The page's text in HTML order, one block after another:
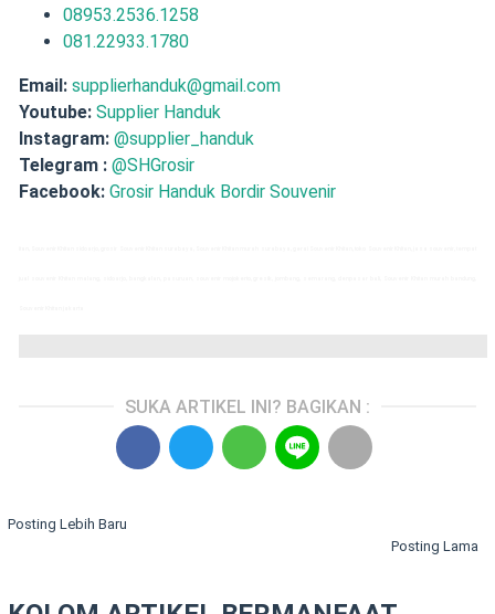
08953.2536.1258
081.22933.1780
Email: supplierhanduk@gmail.com
Youtube: Supplier Handuk
Instagram: @supplier_handuk
Telegram : @SHGrosir
Facebook: Grosir Handuk Bordir Souvenir
SUKA ARTIKEL INI? BAGIKAN :
Posting Lebih Baru
Posting Lama